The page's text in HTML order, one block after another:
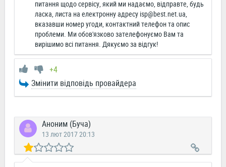
питання щодо сервісу, який ми надаємо, відправте, будь
ласка, листа на електронну адресу isp@best.net.ua,
вказавши номер угоди, контактний телефон та опис
проблеми. Ми обов'язково зателефонуємо Вам та
вирішимо всі питання. Дякуємо за відгук!
+4
Змінити відповідь провайдера
Аноним (Буча)
13 лют 2017 20:13